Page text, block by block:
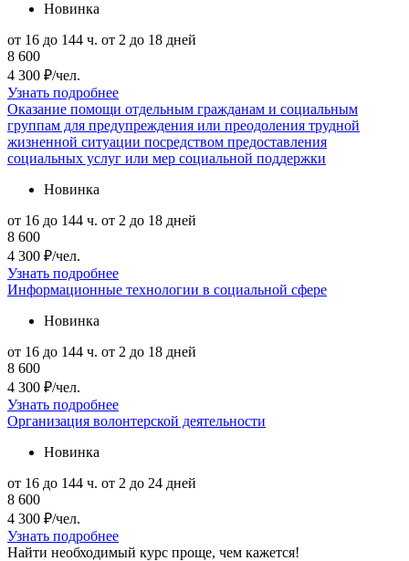
Новинка
от 16 до 144 ч. от 2 до 18 дней
8 600
4 300 ₽/чел.
Узнать подробнее
Оказание помощи отдельным гражданам и социальным
группам для предупреждения или преодоления трудной
жизненной ситуации посредством предоставления
социальных услуг или мер социальной поддержки
Новинка
от 16 до 144 ч. от 2 до 18 дней
8 600
4 300 ₽/чел.
Узнать подробнее
Информационные технологии в социальной сфере
Новинка
от 16 до 144 ч. от 2 до 18 дней
8 600
4 300 ₽/чел.
Узнать подробнее
Организация волонтерской деятельности
Новинка
от 16 до 144 ч. от 2 до 24 дней
8 600
4 300 ₽/чел.
Узнать подробнее
Найти необходимый курс проще, чем кажется!